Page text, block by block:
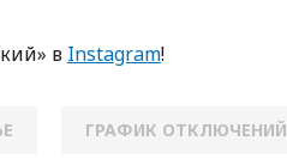
в Instagram!
ГРАФИК ОТКЛЮЧЕНИЙ